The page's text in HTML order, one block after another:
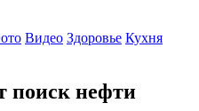
Видео Здоровье Кухня
поиск нефти